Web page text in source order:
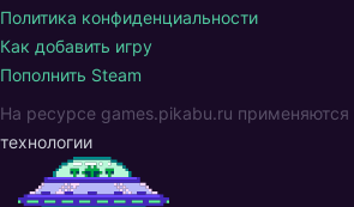
Политика конфиденциальности
Как добавить игру
Пополнить Steam
На ресурсе games.pikabu.ru применяются
технологии